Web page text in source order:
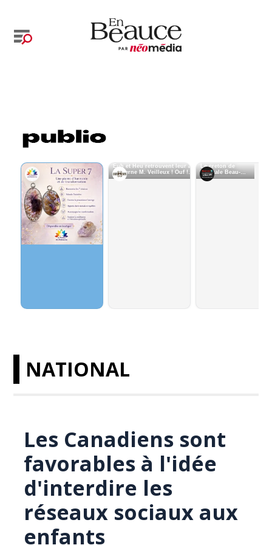
NATIONAL
Les Canadiens sont
favorables à l'idée
d'interdire les
réseaux sociaux aux
enfants